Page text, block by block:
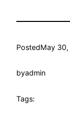
PostedMay
byadmin
Tags: